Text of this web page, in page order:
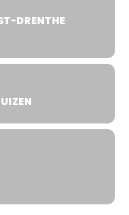
DRENTHE